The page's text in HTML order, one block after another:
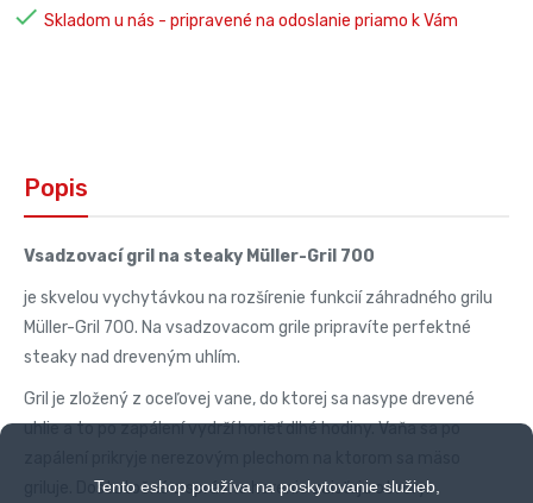
Tento eshop používa na poskytovanie služieb,
 Skladom u nás - pripravené na odoslanie priamo k Vám
Popis
Vsadzovací gril na steaky Müller-Gril 700
je skvelou vychytávkou na rozšírenie funkcií záhradného grilu
Müller-Gril 700. Na vsadzovacom grile pripravíte perfektné
steaky nad dreveným uhlím.
Gril je zložený z oceľovej vane, do ktorej sa nasype drevené
uhlie a to po zapálení vydrží horieť dlhé hodiny. Vaňa sa po
griluje. Dostatočné a správne horenie zaisťujú otvory.